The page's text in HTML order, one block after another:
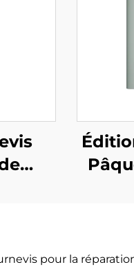
pour la